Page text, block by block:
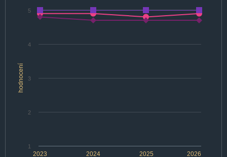
hodnocení
2024 2026
2023 2025
1
2
3
4
5